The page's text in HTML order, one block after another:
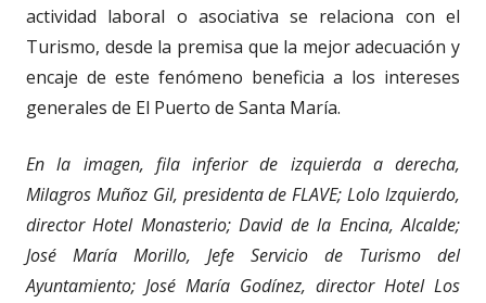
actividad laboral o asociativa se relaciona con el
Turismo, desde la premisa que la mejor adecuación y
encaje de este fenómeno beneficia a los intereses
generales de El Puerto de Santa María.
En la imagen, fila inferior de izquierda a derecha,
Milagros Muñoz Gil, presidenta de FLAVE; Lolo Izquierdo,
director Hotel Monasterio; David de la Encina, Alcalde;
José María Morillo, Jefe Servicio de Turismo del
Ayuntamiento; José María Godínez, director Hotel Los